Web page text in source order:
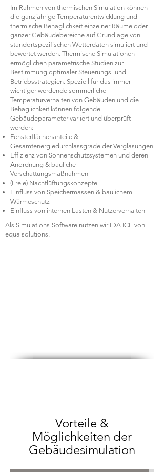
Im Rahmen von thermischen Simulation können
die ganzjährige Temperaturentwicklung und
thermische Behaglichkeit einzelner Räume oder
ganzer Gebäudebereiche auf Grundlage von
standortspezifischen Wetterdaten simuliert und
bewertet werden. Thermische Simulationen
ermöglichen parametrische Studien zur
Bestimmung optimaler Steuerungs- und
Betriebsstrategien. Speziell für das immer
wichtiger werdende sommerliche
Temperaturverhalten von Gebäuden und die
Behaglichkeit können folgende
Gebäudeparameter variiert und überprüft
werden:
Fensterflächenanteile &
Gesamtenergiedurchlassgrade der Verglasungen
Effizienz von Sonnenschutzsystemen und deren
Anordnung & bauliche
Verschattungsmaßnahmen
(Freie) Nachtlüftungskonzepte
Einfluss von Speichermassen & baulichem
Wärmeschutz
Einfluss von internen Lasten & Nutzerverhalten
Als Simulations-Software nutzen wir IDA ICE von
equa solutions.
Vorteile &
Möglichkeiten der
Gebäudesimulation